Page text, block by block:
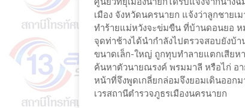
เมือง จังหวัดนครนายก แจ้งว่าลูกชายเ
ทำร้ายแม่หวังจะข่มขืน ที่บ้านดอนยอ ห
จุดท่าช้างได้นำกำลังไปตรวจสอบยังบ้
ขนาดเล็ก-ใหญ่ ถูกทุบทำลายแตกเสียห
ค้นหาตัวนายณรงค์ พรมมาลี หรือไก่ อ
หน้าที่จึงพูดเกลี่ยกล่อมจึงยอมเดินออก
เวรสถานีตำรวจภูธรเมืองนครนายก